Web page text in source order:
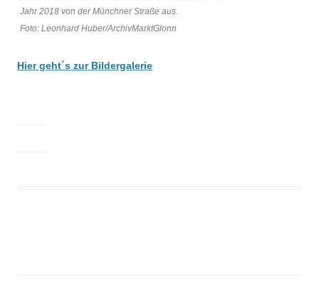
Jahr 2018 von der Münchner Straße aus.
Foto: Leonhard Huber/ArchivMarktGlonn
Hier geht´s zur Bildergalerie